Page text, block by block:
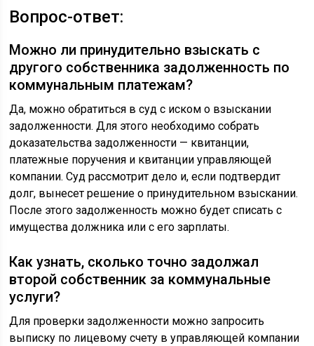
Вопрос-ответ:
Можно ли принудительно взыскать с
другого собственника задолженность по
коммунальным платежам?
Да, можно обратиться в суд с иском о взыскании
задолженности. Для этого необходимо собрать
доказательства задолженности — квитанции,
платежные поручения и квитанции управляющей
компании. Суд рассмотрит дело и, если подтвердит
долг, вынесет решение о принудительном взыскании.
После этого задолженность можно будет списать с
имущества должника или с его зарплаты.
Как узнать, сколько точно задолжал
второй собственник за коммунальные
услуги?
Для проверки задолженности можно запросить
выписку по лицевому счету в управляющей компании